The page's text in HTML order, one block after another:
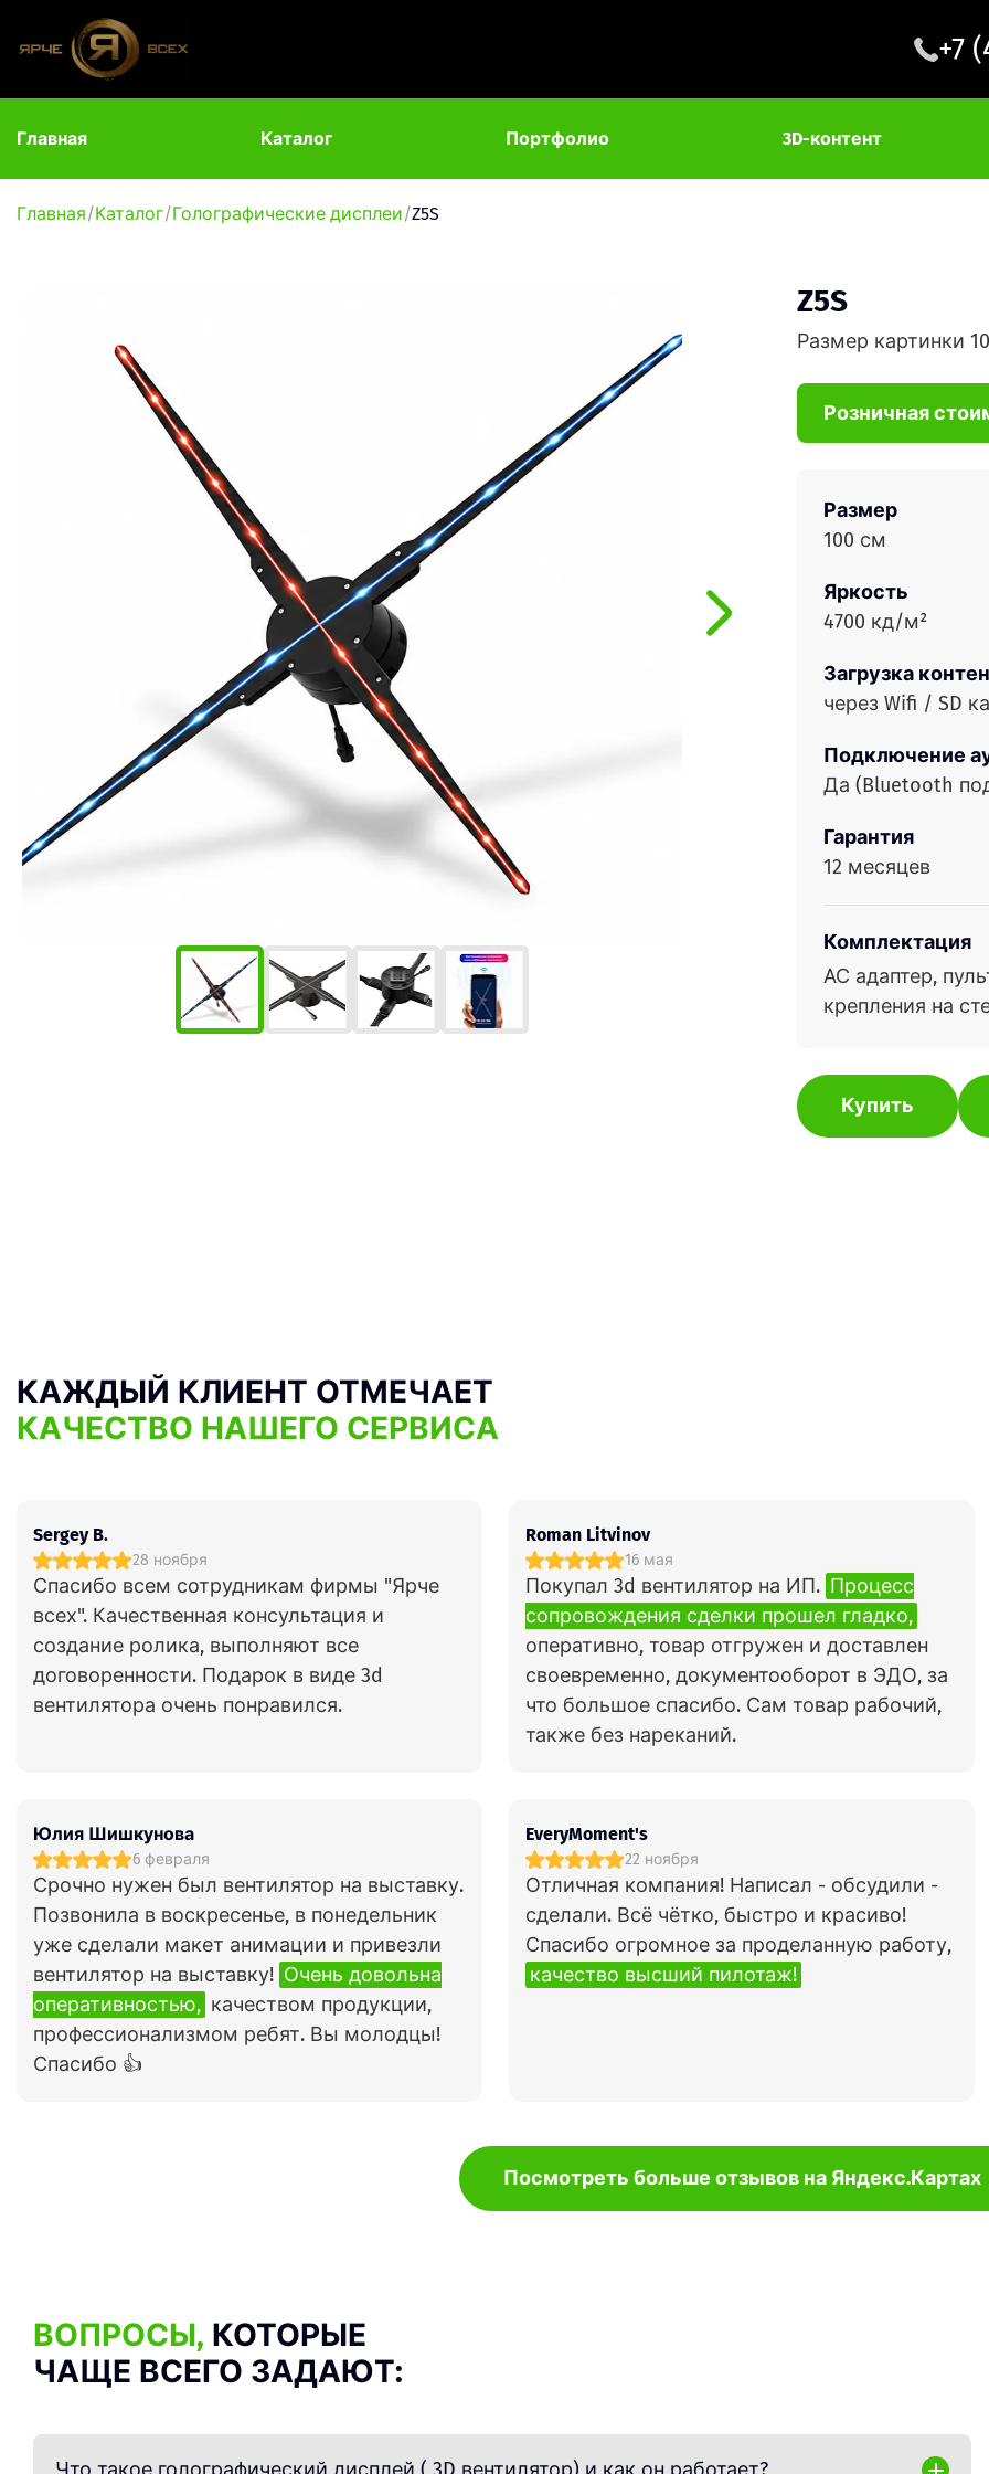
+7
Главная Каталог Портфолио 3D-контент
Главная Каталог Голографические дисплеи Z5S
Z5S
Размер картинки
Розничная
Размер
100 см
Яркость
4700 кд/м²
Загрузка
через Wifi / SD
Подключение
Да (Bluetooth
Гарантия
12 месяцев
Комплектация
АС адаптер,
крепления на
Купить
КАЖДЫЙ КЛИЕНТ ОТМЕЧАЕТ
КАЧЕСТВО НАШЕГО СЕРВИСА
Sergey B.
28 ноября
Спасибо всем сотрудникам фирмы "Ярче
всех". Качественная консультация и
создание ролика, выполняют все
договоренности. Подарок в виде 3d
вентилятора очень понравился.
Roman Litvinov
16 мая
Покупал 3d вентилятор на ИП. Процесс
сопровождения сделки прошел гладко,
оперативно, товар отгружен и доставлен
своевременно, документооборот в ЭДО, за
что большое спасибо. Сам товар рабочий,
также без нареканий.
Юлия Шишкунова
6 февраля
Срочно нужен был вентилятор на выставку.
Позвонила в воскресенье, в понедельник
уже сделали макет анимации и привезли
вентилятор на выставку! Очень довольна
оперативностью, качеством продукции,
профессионализмом ребят. Вы молодцы!
Спасибо 👍
EveryMoment's
22 ноября
Отличная компания! Написал - обсудили -
сделали. Всё чётко, быстро и красиво!
Спасибо огромное за проделанную работу,
качество высший пилотаж!
Посмотреть больше отзывов на Яндекс.Картах
ВОПРОСЫ, КОТОРЫЕ
ЧАЩЕ ВСЕГО ЗАДАЮТ: